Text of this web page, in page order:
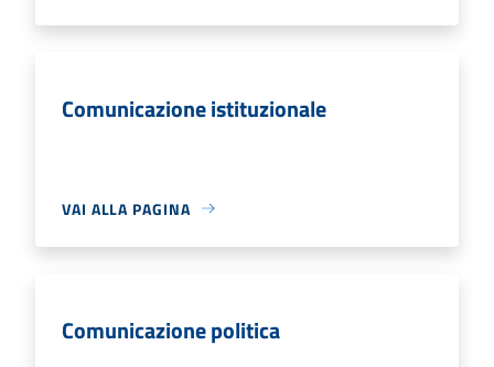
Comunicazione istituzionale
VAI ALLA PAGINA
Comunicazione politica